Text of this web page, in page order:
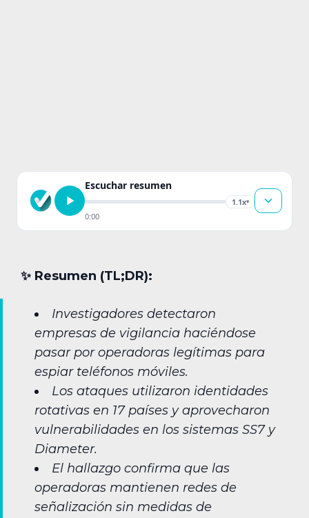
Escuchar resumen
1.1x▾
0:00
✨︎ Resumen (TL;DR):
Investigadores detectaron
empresas de vigilancia haciéndose
pasar por operadoras legítimas para
espiar teléfonos móviles.
Los ataques utilizaron identidades
rotativas en 17 países y aprovecharon
vulnerabilidades en los sistemas SS7 y
Diameter.
El hallazgo confirma que las
operadoras mantienen redes de
señalización sin medidas de